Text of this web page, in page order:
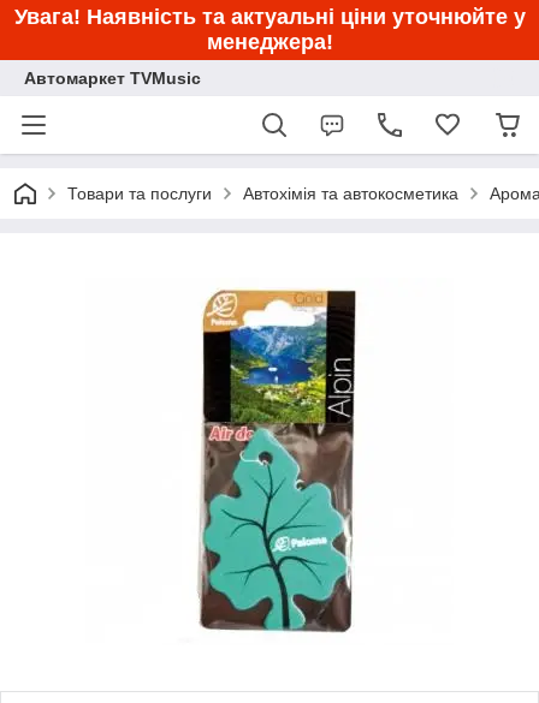
Увага! Наявність та актуальні ціни уточнюйте у
менеджера!
Автомаркет TVMusic
Товари та послуги Автохімія та автокосметика